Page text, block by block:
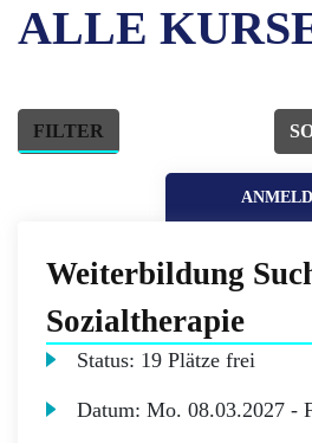
ALLE
FILTER
Weiterbildung
Sozialtherapie
Status: 19 Plätze frei
Datum:Mo. 08.03.2027 -